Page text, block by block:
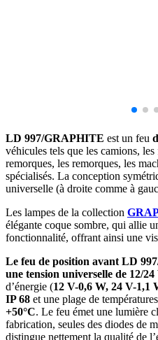
LD 997/GRAPHITE est un feu
véhicules tels que les camions,
remorques, les remorques, les
spécialisés. La conception
universelle (à droite comme à
Les lampes de la collection
élégante coque sombre, qui allie
fonctionnalité, offrant ainsi une
Le feu de position avant LD
une tension universelle de 12/24
d’énergie (12 V-0,6 W, 24 V-1,1
IP 68 et une plage de
+50°C. Le feu émet une lumière
fabrication, seules des diodes de
distingue nettement la qualité de